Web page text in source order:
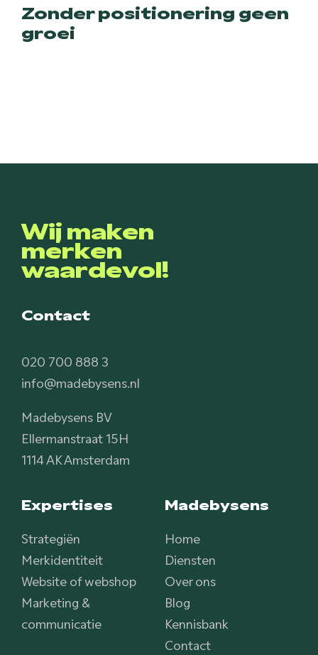
Zonder positionering geen
groei
Wij maken
merken
waardevol!
Contact
020 700 888 3
info@madebysens.nl
Madebysens BV
Ellermanstraat 15H
1114 AK Amsterdam
Expertises
Strategiën
Merkidentiteit
Website of webshop
Marketing &
communicatie
Madebysens
Home
Diensten
Over ons
Blog
Kennisbank
Contact